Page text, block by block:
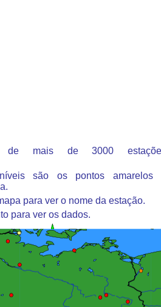
de mais de 3000
são os pontos amarelos
para ver o nome da estação.
para ver os dados.